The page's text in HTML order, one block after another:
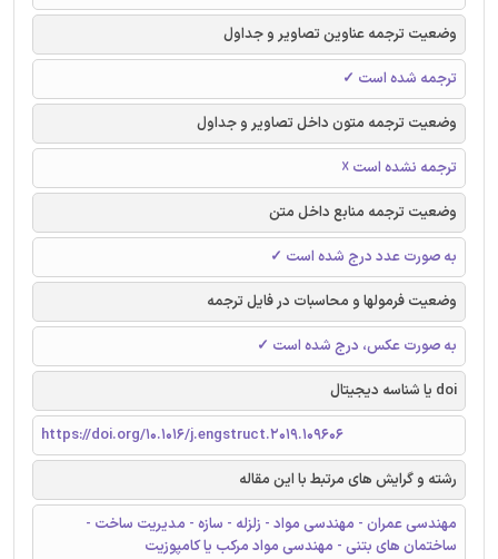
وضعیت ترجمه عناوین تصاویر و جداول
ترجمه شده است ✓
وضعیت ترجمه متون داخل تصاویر و جداول
ترجمه نشده است ☓
وضعیت ترجمه منابع داخل متن
به صورت عدد درج شده است ✓
وضعیت فرمولها و محاسبات در فایل ترجمه
به صورت عکس، درج شده است ✓
doi یا شناسه دیجیتال
https://doi.org/10.1016/j.engstruct.2019.109606
رشته و گرایش های مرتبط با این مقاله
مهندسی عمران - مهندسی مواد - زلزله - سازه - مدیریت ساخت -
ساختمان های بتنی - مهندسی مواد مرکب یا کامپوزیت